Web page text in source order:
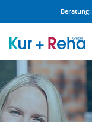
Beratung: